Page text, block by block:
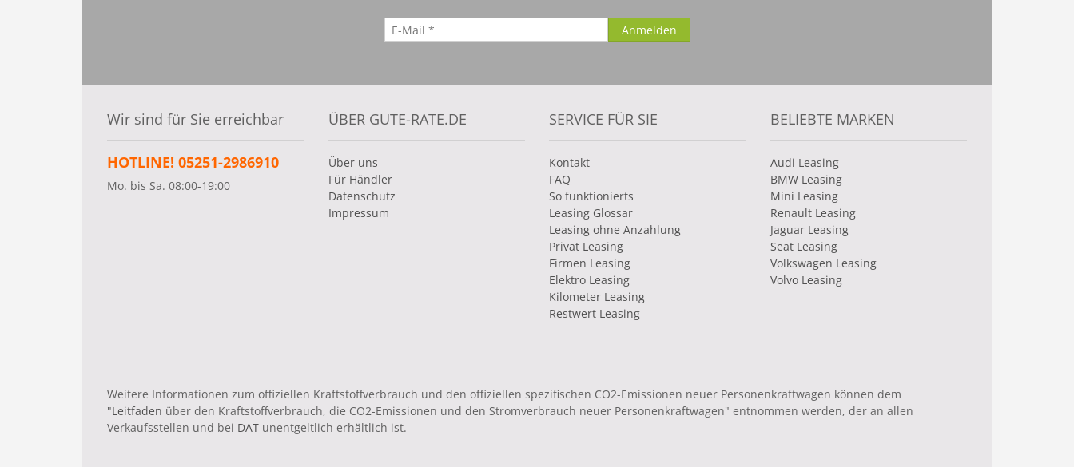
Wir sind für Sie erreichbar
HOTLINE! 05251-2986910
Mo. bis Sa. 08:00-19:00
ÜBER GUTE-RATE.DE
Über uns
Für Händler
Datenschutz
Impressum
SERVICE FÜR SIE
Kontakt
FAQ
So funktionierts
Leasing Glossar
Leasing ohne Anzahlung
Privat Leasing
Firmen Leasing
Elektro Leasing
Kilometer Leasing
Restwert Leasing
BELIEBTE MARKEN
Audi Leasing
BMW Leasing
Mini Leasing
Renault Leasing
Jaguar Leasing
Seat Leasing
Volkswagen Leasing
Volvo Leasing
Weitere Informationen zum offiziellen Kraftstoffverbrauch und den offiziellen spezifischen CO2-Emissionen neuer Personenkraftwagen können dem
"Leitfaden über den Kraftstoffverbrauch, die CO2-Emissionen und den Stromverbrauch neuer Personenkraftwagen" entnommen werden, der an allen
Verkaufsstellen und bei DAT unentgeltlich erhältlich ist.